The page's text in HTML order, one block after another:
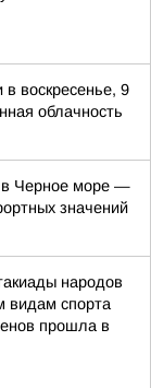
в воскресенье, 9
облачность
в Черное море —
значений
народов
видам спорта
прошла в